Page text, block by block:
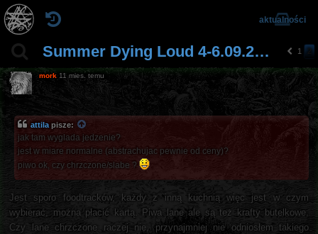
Summer Dying Loud 4-6.09.2025 16. edycja
pr
d
1 2
aktualności
mork 11 mies. temu
attila pisze:
jak tam wyglada jedzenie?
jest w miare normalne (abstrachujac pewnie od ceny)?
piwo ok, czy chrzczone/slabe ?
Jest sporo foodtracków, każdy z inną kuchnią więc jest w czym
wybierać, można płacić kartą. Piwa lane ale są też krafty butelkowe.
Czy lane chrzczone raczej nie, przynajmniej nie odniosłem takiego